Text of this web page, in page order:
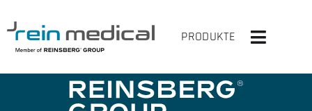
to
content
PRODUKTE
Toggle
HOME